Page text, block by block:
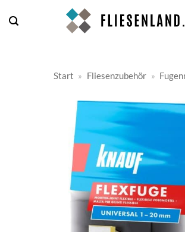
Inhalt
Start » Fliesenzubehör »